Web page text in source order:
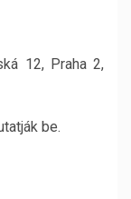
12, Praha 2,
be.